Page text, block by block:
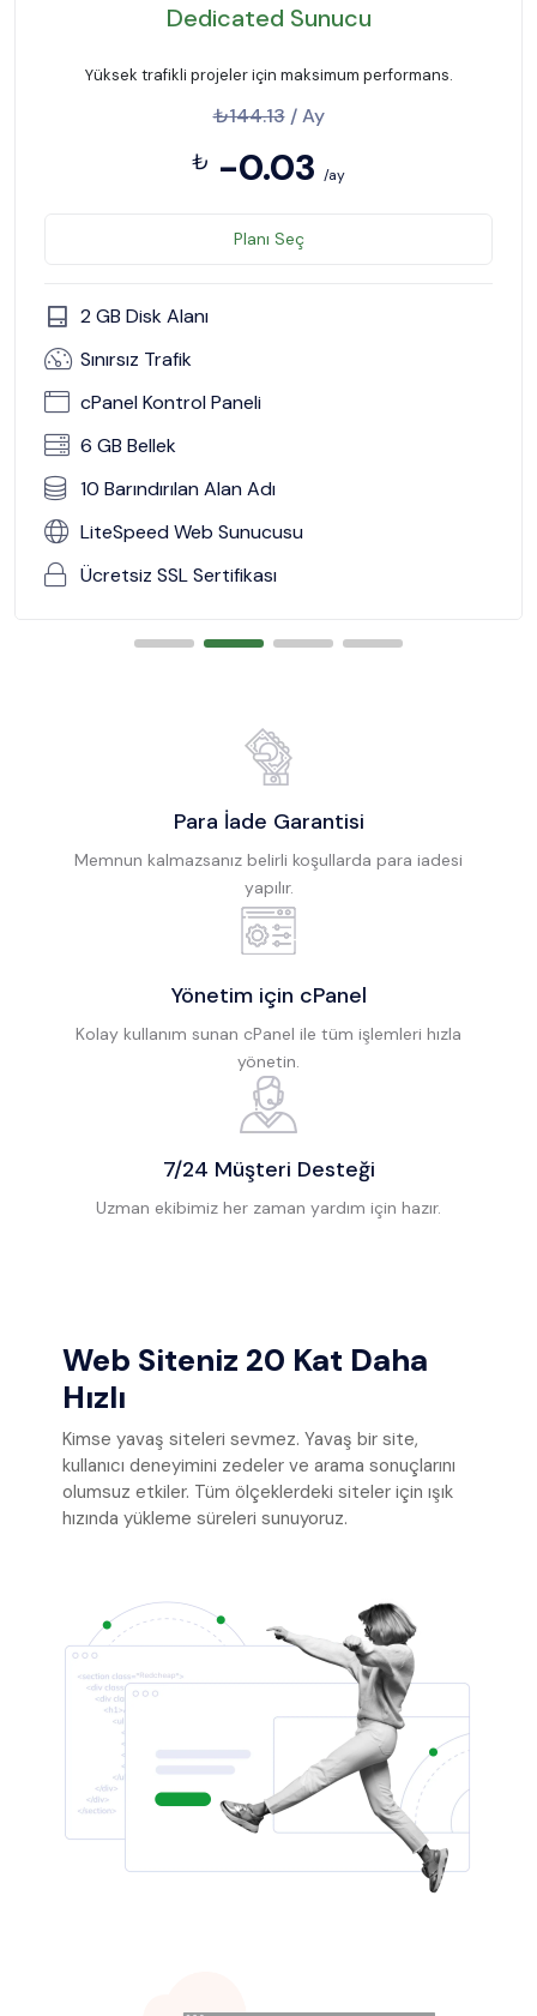
Dedicated Sunucu
Yüksek trafikli projeler için maksimum performans.
₺144.13/ Ay
₺-0.03/ay
Planı Seç
2 GB Disk Alanı
Sınırsız Trafik
cPanel Kontrol Paneli
6 GB Bellek
10 Barındırılan Alan Adı
LiteSpeed Web Sunucusu
Ücretsiz SSL Sertifikası
Para İade Garantisi
Memnun kalmazsanız belirli koşullarda para iadesi
yapılır.
Yönetim için cPanel
Kolay kullanım sunan cPanel ile tüm işlemleri hızla
yönetin.
7/24 Müşteri Desteği
Uzman ekibimiz her zaman yardım için hazır.
Web Siteniz 20 Kat Daha
Hızlı
Kimse yavaş siteleri sevmez. Yavaş bir site,
kullanıcı deneyimini zedeler ve arama sonuçlarını
olumsuz etkiler. Tüm ölçeklerdeki siteler için ışık
hızında yükleme süreleri sunuyoruz.